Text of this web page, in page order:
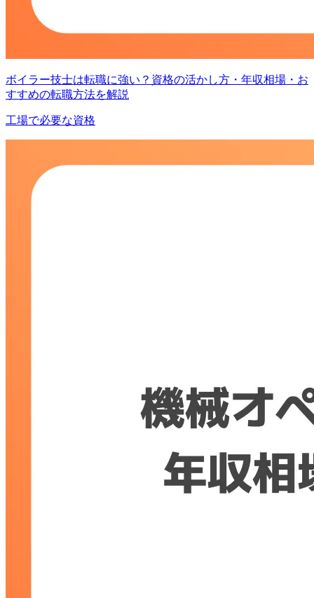
ボイラー技士は転職に強い？資格の活かし方・年収相場・お
すすめの転職方法を解説
工場で必要な資格